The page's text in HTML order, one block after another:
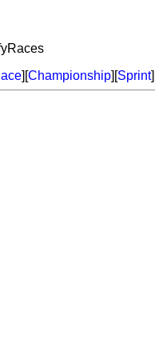
][Championship][Sprint